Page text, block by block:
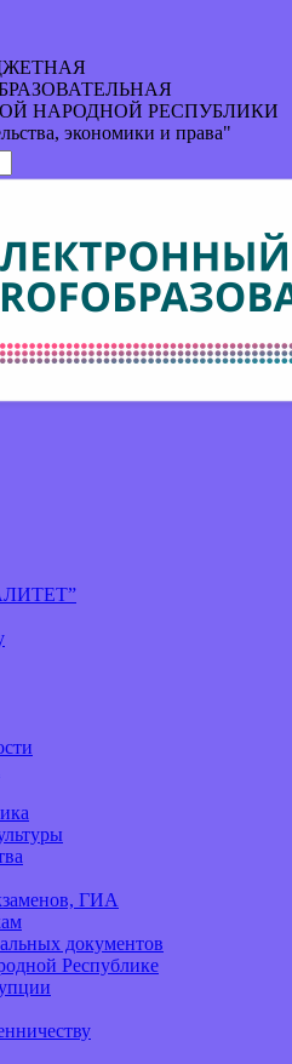
НАРОДНОЙ РЕСПУБЛИКИ
экономики и права"
ГИА
документов
Республике